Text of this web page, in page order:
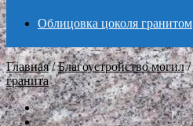
Облицовка цоколя гранитом
Главная / Благоустройство могил /
гранита